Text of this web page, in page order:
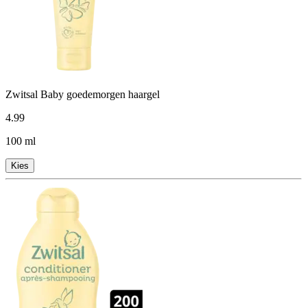
Zwitsal Baby goedemorgen haargel
4.99
100 ml
Kies